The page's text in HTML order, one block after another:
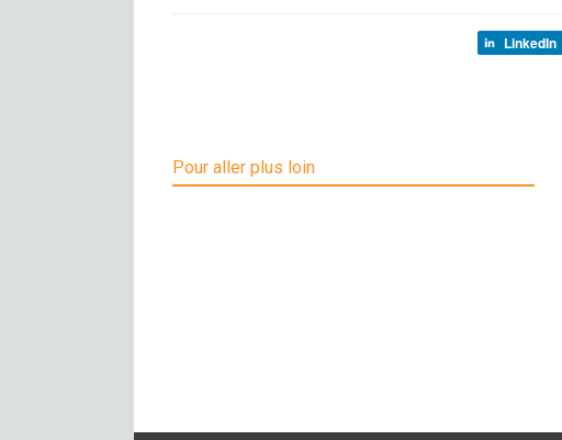
LinkedIn
Pour aller plus loin